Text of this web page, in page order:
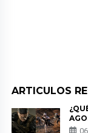
ARTICULOS
LOS